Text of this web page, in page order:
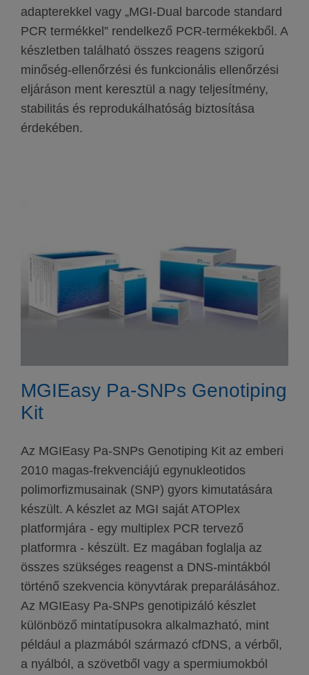
adapterekkel vagy „MGI-Dual barcode standard
PCR termékkel” rendelkező PCR-termékekből. A
készletben található összes reagens szigorú
minőség-ellenőrzési és funkcionális ellenőrzési
eljáráson ment keresztül a nagy teljesítmény,
stabilitás és reprodukálhatóság biztosítása
érdekében.
MGIEasy Pa-SNPs Genotiping
Kit
Az MGIEasy Pa-SNPs Genotiping Kit az emberi
2010 magas-frekvenciájú egynukleotidos
polimorfizmusainak (SNP) gyors kimutatására
készült. A készlet az MGI saját ATOPlex
platformjára - egy multiplex PCR tervező
platformra - készült. Ez magában foglalja az
összes szükséges reagenst a DNS-mintákból
történő szekvencia könyvtárak preparálásához.
Az MGIEasy Pa-SNPs genotipizáló készlet
különböző mintatípusokra alkalmazható, mint
például a plazmából származó cfDNS, a vérből,
a nyálból, a szövetből vagy a spermiumokból